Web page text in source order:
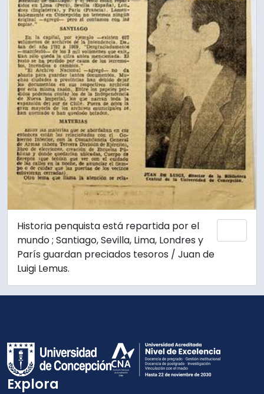
Historia penquista está repartida por el
mundo ; Santiago, Sevilla, Lima, Londres y
París guardan preciados tesoros / Juan de
Luigi Lemus.
Explora